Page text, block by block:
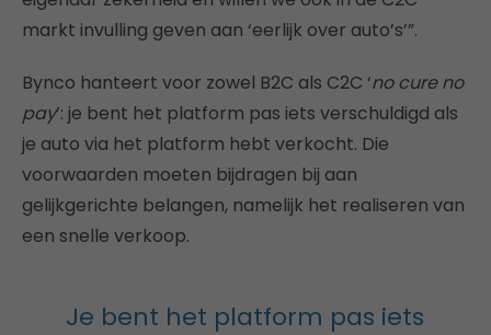
markt invulling geven aan ‘eerlijk over auto’s’”.
Bynco hanteert voor zowel B2C als C2C ‘no cure no
pay’: je bent het platform pas iets verschuldigd als
je auto via het platform hebt verkocht. Die
voorwaarden moeten bijdragen bij aan
gelijkgerichte belangen, namelijk het realiseren van
een snelle verkoop.
Je bent het platform pas iets